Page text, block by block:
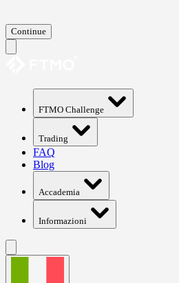
Continue
FTMO Challenge
Trading
FAQ
Blog
Accademia
Informazioni